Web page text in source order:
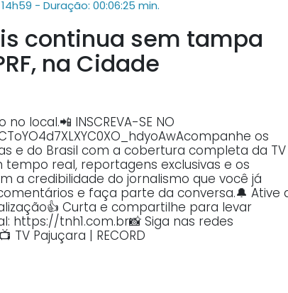
- Duração: 00:06:25 min.
continua sem tampa
na Cidade
local.📲 INSCREVA-SE NO
os
e do Brasil com a cobertura completa da TV
real, reportagens exclusivas e os
a credibilidade do jornalismo que você já
e faça parte da conversa.🔔 Ative
Curta e compartilhe para levar
https://tnh1.com.br📸 Siga nas redes
TV Pajuçara | RECORD